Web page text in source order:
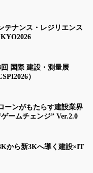
テナンス・レジリエンス
回 国際 建設・測量展
）
ーンがもたらす建設業界
ームチェンジ” Ver.2.0
から新3Kへ導く建設×IT